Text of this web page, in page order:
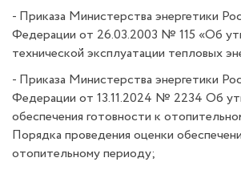
- Приказа Министерства энергетики
Федерации от 26.03.2003 № 115 «Об
технической эксплуатации тепловых
- Приказа Министерства энергетики
Федерации от 13.11.2024 № 2234 Об
обеспечения готовности к
Порядка проведения оценки
отопительному периоду;